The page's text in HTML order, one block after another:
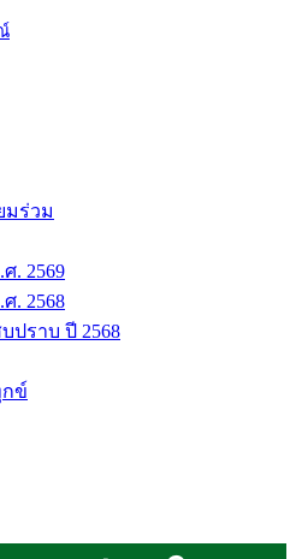
มร่วม
. 2569
. 2568
ปราบ ปี 2568
กข์